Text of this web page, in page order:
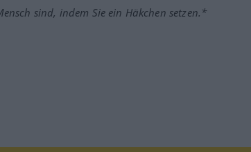
sind, indem Sie ein Häkchen setzen.*